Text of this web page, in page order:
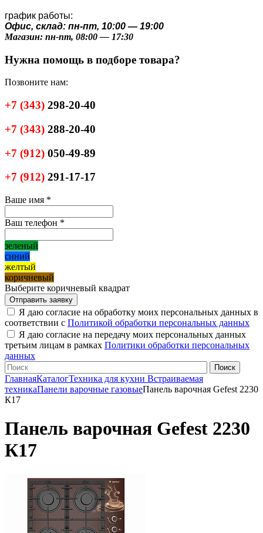
график работы:
Офис, склад: пн-пт, 10:00 — 19:00
Магазин: пн-пт, 08:00 — 17:30
Нужна помощь в подборе товара?
Позвоните нам:
+7 (343) 298-20-40
+7 (343) 288-20-40
+7 (912) 050-49-89
+7 (912) 291-17-17
Ваше имя *
Ваш телефон *
зеленый
синий
желтый
коричневый
Выберите коричневый квадрат
Я даю согласие на обработку моих персональных данных в
соответствии с Политикой обработки персональных данных
Я даю согласие на передачу моих персональных данных
третьим лицам в рамках Политики обработки персональных
данных
ГлавнаяКаталогТехника для кухни Встраиваемая
техникаПанели варочные газовыеПанель варочная Gefest 2230
К17
Панель варочная Gefest 2230
К17